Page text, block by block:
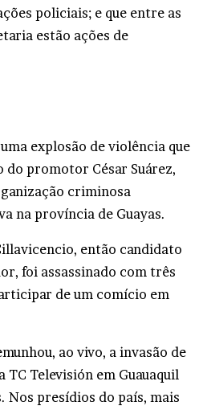
policiais; e que entre as
estão ações de
explosão de violência que
do promotor César Suárez,
criminosa
na província de Guayas.
então candidato
foi assassinado com três
de um comício em
ao vivo, a invasão de
TC Televisión em Guauaquil
Nos presídios do país, mais